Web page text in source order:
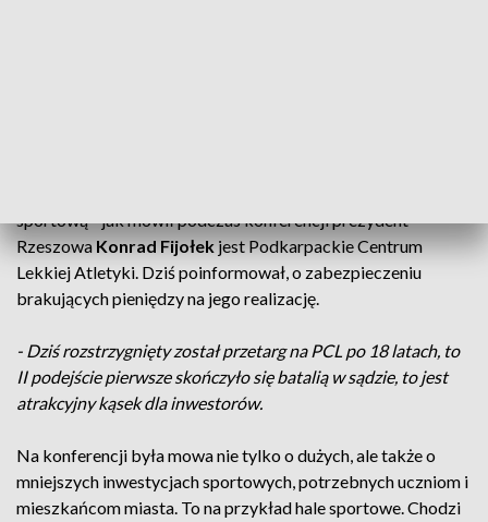
sportową - jak mówił podczas konferencji prezydent
RzeszowaKonrad Fijołekjest Podkarpackie Centrum
Lekkiej Atletyki. Dziś poinformował, o zabezpieczeniu
brakujących pieniędzy na jego realizację.
- Dziś rozstrzygnięty został przetarg na PCL po 18 latach, to
II podejście pierwsze skończyło się batalią w sądzie, to jest
atrakcyjny kąsek dla inwestorów.
Na konferencji była mowa nie tylko o dużych, ale także o
mniejszych inwestycjach sportowych, potrzebnych uczniom i
mieszkańcom miasta. To na przykład hale sportowe. Chodzi